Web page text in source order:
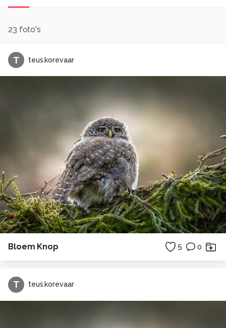
23 foto's
T teus.korevaar
Bloem Knop 5 0
T teus.korevaar